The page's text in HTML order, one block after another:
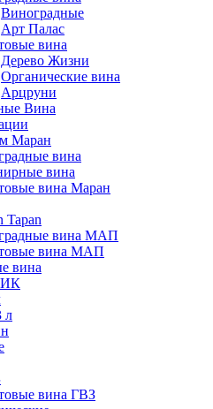
Виноградные
Арт Палас
вина
Дерево Жизни
Органические вина
Арцруни
Вина
Маран
вина
вина
вина Маран
Tapan
вина МАП
вина МАП
вина
л
вина ГВЗ